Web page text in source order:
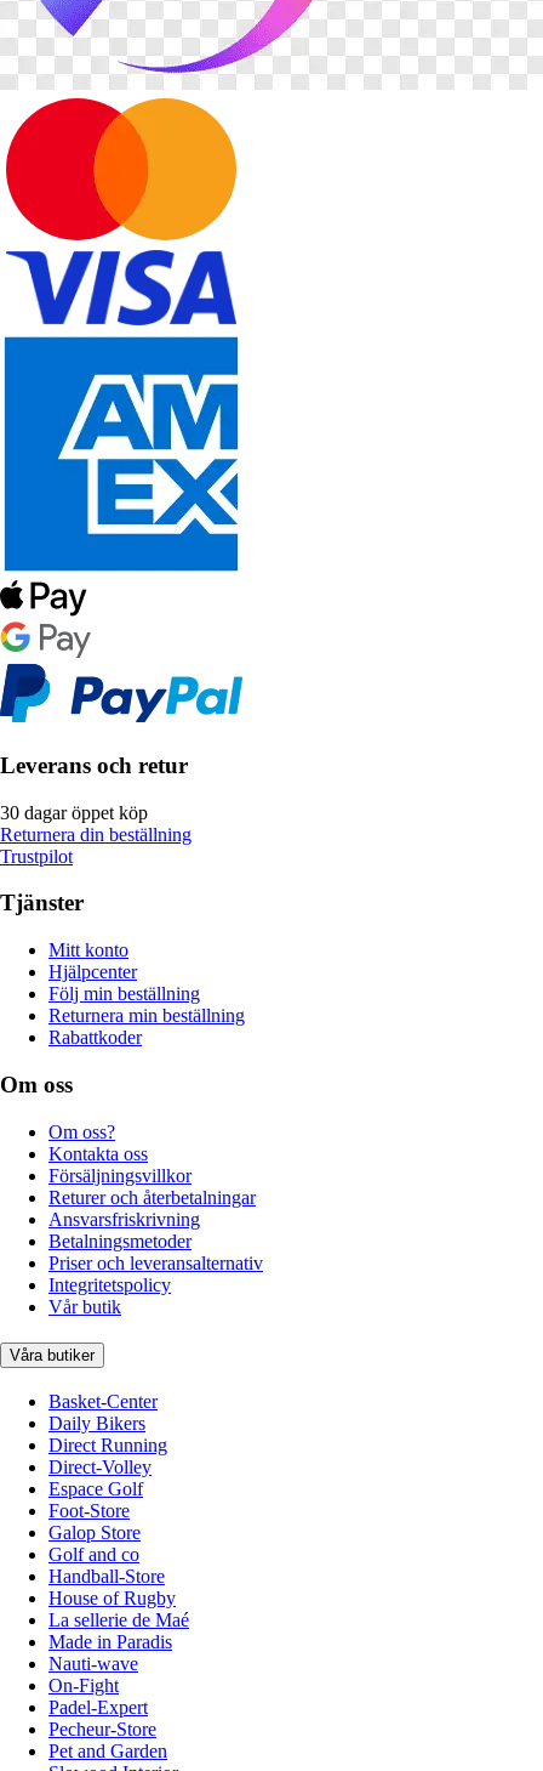
Leverans och retur
30 dagar öppet köp
Returnera din beställning
Trustpilot
Tjänster
Mitt konto
Hjälpcenter
Följ min beställning
Returnera min beställning
Rabattkoder
Om oss
Om oss?
Kontakta oss
Försäljningsvillkor
Returer och återbetalningar
Ansvarsfriskrivning
Betalningsmetoder
Priser och leveransalternativ
Integritetspolicy
Vår butik
Våra butiker
Basket-Center
Daily Bikers
Direct Running
Direct-Volley
Espace Golf
Foot-Store
Galop Store
Golf and co
Handball-Store
House of Rugby
La sellerie de Maé
Made in Paradis
Nauti-wave
On-Fight
Padel-Expert
Pecheur-Store
Pet and Garden